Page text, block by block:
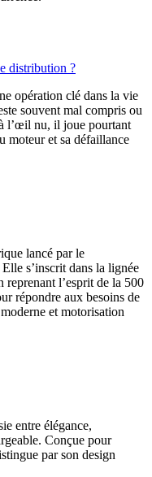
distribution ?
opération clé dans la vie
souvent mal compris ou
l’œil nu, il joue pourtant
moteur et sa défaillance
lancé par le
s’inscrit dans la lignée
reprenant l’esprit de la 500
répondre aux besoins de
et motorisation
entre élégance,
Conçue pour
par son design